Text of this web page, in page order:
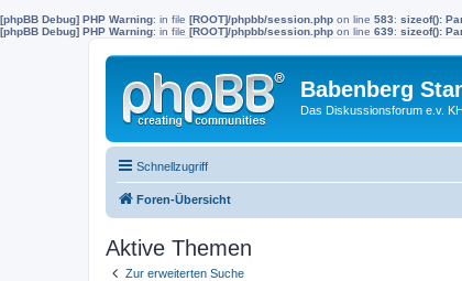
[phpBB Debug] PHP Warning: in file [ROOT]/phpbb/session.php on line 583: sizeof():
[phpBB Debug] PHP Warning: in file [ROOT]/phpbb/session.php on line 639: sizeof():
Babenberg
Das Diskussionsforum e.v.
Schnellzugriff
Foren-Übersicht
Aktive Themen
Zur erweiterten Suche